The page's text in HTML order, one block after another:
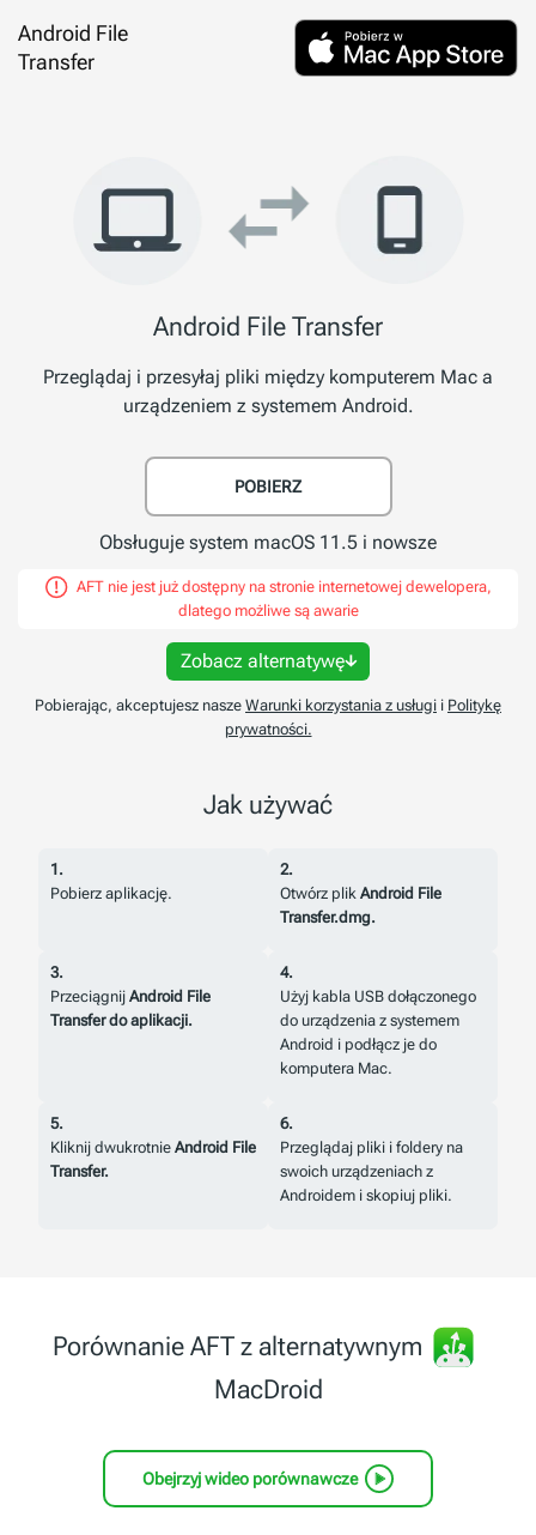
Android File
Transfer
Android File Transfer
Przeglądaj i przesyłaj pliki między komputerem Mac a
urządzeniem z systemem Android.
POBIERZ
Obsługuje system macOS 11.5 i nowsze
AFT nie jest już dostępny na stronie internetowej dewelopera,
dlatego możliwe są awarie
Zobacz alternatywę
Pobierając, akceptujesz nasze Warunki korzystania z usługi i Politykę
prywatności.
Jak używać
1.
Pobierz aplikację.
2.
Otwórz plik Android File
Transfer.dmg.
3.
Przeciągnij Android File
Transfer do aplikacji.
4.
Użyj kabla USB dołączonego
do urządzenia z systemem
Android i podłącz je do
komputera Mac.
5.
Kliknij dwukrotnie Android File
Transfer.
6.
Przeglądaj pliki i foldery na
swoich urządzeniach z
Androidem i skopiuj pliki.
Porównanie AFT z alternatywnym
MacDroid
Obejrzyj wideo porównawcze